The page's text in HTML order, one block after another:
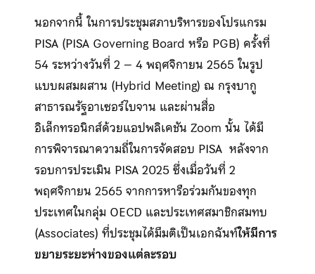
นอกจากนี้ ในการประชุมสภาบริหารของโปรแกรม
PISA (PISA Governing Board หรือ PGB) ครั้งที่
54 ระหว่างวันที่ 2 – 4 พฤศจิกายน 2565 ในรูป
แบบผสมผสาน (Hybrid Meeting) ณ กรุงบากู
สาธารณรัฐอาเซอร์ไบจาน และผ่านสื่อ
อิเล็กทรอนิกส์ด้วยแอปพลิเคชัน Zoom นั้น ได้มี
การพิจารณาความถี่ในการจัดสอบ PISA หลังจาก
รอบการประเมิน PISA 2025 ซึ่งเมื่อวันที่ 2
พฤศจิกายน 2565 จากการหารือร่วมกันของทุก
ประเทศในกลุ่ม OECD และประเทศสมาชิกสมทบ
(Associates) ที่ประชุมได้มีมติเป็นเอกฉันท์ให้มีการ
ขยายระยะห่างของแต่ละรอบ